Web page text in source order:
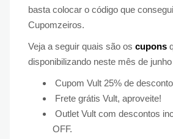
basta colocar o código que
Cupomzeiros.
Veja a seguir quais são os cupons
disponibilizando neste mês de junho
Cupom Vult 25% de
Frete grátis Vult, aproveite!
Outlet Vult com descontos
OFF.